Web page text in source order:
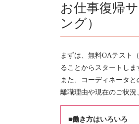
お仕事復帰
ング）
まずは、無料OAテスト
ることからスタートしま
また、コーディネータ
離職理由や現在のご状況
■働き方はいろいろ